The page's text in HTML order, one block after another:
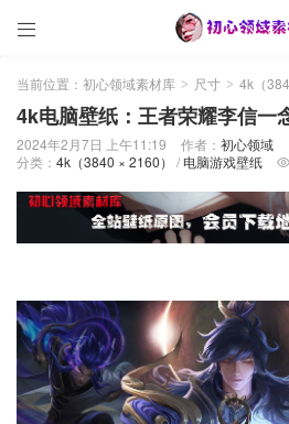

当前位置： 初心领域素材库 > 尺寸 > 4k（
4k电脑壁纸：王者荣耀李信一
2024年2月7日 上午11:19 作者： 初心领域
分类： 4k（3840 × 2160） / 电脑游戏壁纸 